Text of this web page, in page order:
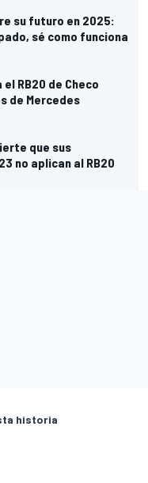
su futuro en 2025:
sé como funciona
el RB20 de Checo
de Mercedes
que sus
no aplican al RB20
historia